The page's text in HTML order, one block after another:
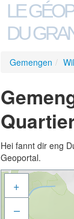
LE
DU
Gemengen /
Hei fannt dir eng
Geoportal.
+
–